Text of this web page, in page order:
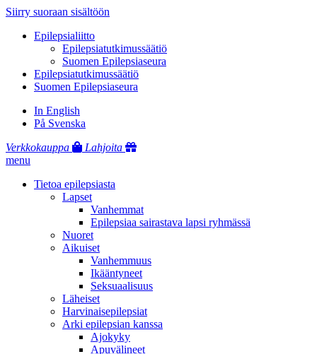
Siirry suoraan sisältöön
Epilepsialiitto
Epilepsiatutkimussäätiö
Suomen Epilepsiaseura
Epilepsiatutkimussäätiö
Suomen Epilepsiaseura
In English
På Svenska
Verkkokauppa
Lahjoita
menu
Tietoa epilepsiasta
Lapset
Vanhemmat
Epilepsiaa sairastava lapsi ryhmässä
Nuoret
Aikuiset
Vanhemmuus
Ikääntyneet
Seksuaalisuus
Läheiset
Harvinaisepilepsiat
Arki epilepsian kanssa
Ajokyky
Apuvälineet